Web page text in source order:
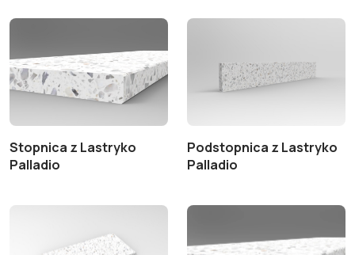
Stopnica z Lastryko
Palladio
Podstopnica z Lastryko
Palladio